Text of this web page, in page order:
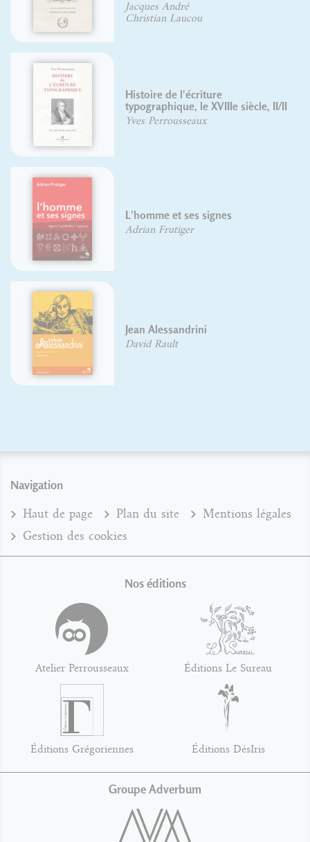
Jacques André
Christian Laucou
Histoire de l'écriture
typographique, le XVIIIe siècle, II/II
Yves Perrousseaux
L'homme et ses signes
Adrian Frutiger
Jean Alessandrini
David Rault
Navigation
Haut de page Plan du site
Mentions légales
Gestion des cookies
Nos éditions
Atelier Perrousseaux Éditions Le Sureau
Éditions Grégoriennes Éditions DésIris
Groupe Adverbum